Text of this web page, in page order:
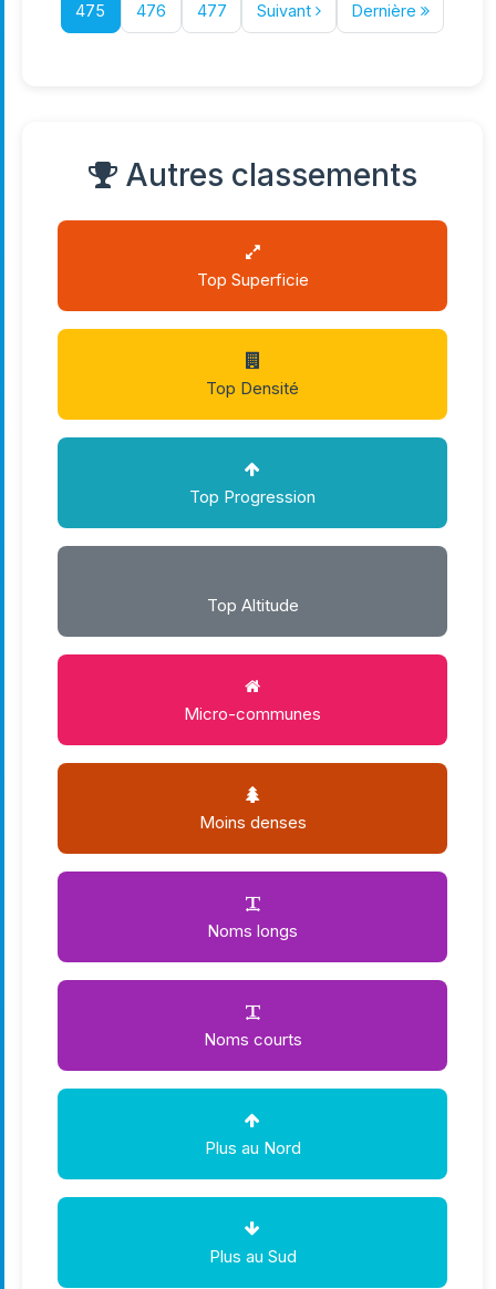
475 476 477 Suivant Dernière
Autres classements
Top Superficie
Top Densité
Top Progression
Top Altitude
Micro-communes
Moins denses
Noms longs
Noms courts
Plus au Nord
Plus au Sud